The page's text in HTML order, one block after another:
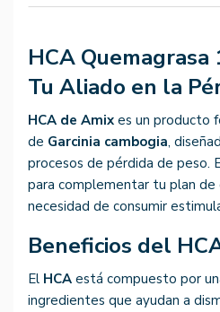
HCA Quemagrasa
Tu Aliado en la
HCA de Amix es un producto
de Garcinia cambogia,
procesos de pérdida de peso.
para complementar tu plan de
necesidad de consumir
Beneficios del
El HCA está compuesto por
ingredientes que ayudan a